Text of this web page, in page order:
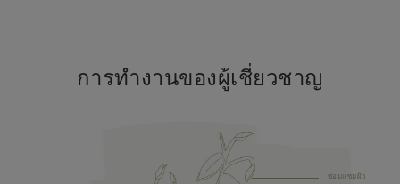
การทำงานของผู้เชี่ยวชาญ
ซ่อมแซมผิว